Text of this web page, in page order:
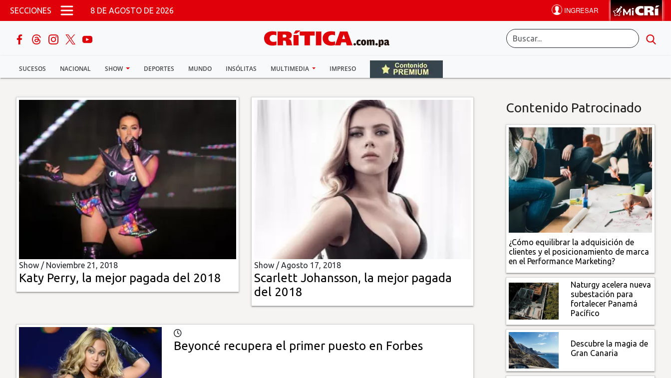
Pasar al contenido principal
SECCIONES 8 DE AGOSTO DE 2026
SUCESOS NACIONAL SHOW DEPORTES MUNDO INSÓLITAS MULTIMEDIA IMPRESO
buscar
Sucesos
Nacional
Show
Deportes
Multimedia
Show / Noviembre 21, 2018
Katy Perry, la mejor pagada del 2018
Show /Agosto 17, 2018
Scarlett Johansson, la mejor pagada
del 2018
Beyoncé recupera el primer puesto en Forbes
Contenido Patrocinado
¿Cómo equilibrar la adquisición de
clientes y el posicionamiento de marca
en el Performance Marketing?
Naturgy acelera nueva
subestación para
fortalecer Panamá
Pacífico
Descubre la magia de
Gran Canaria